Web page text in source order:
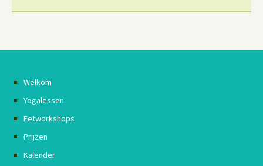
Welkom
Yogalessen
Eetworkshops
Prijzen
Kalender